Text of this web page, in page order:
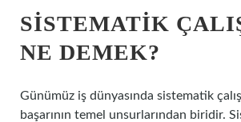
SISTEMATIK
NE DEMEK?
Günümüz iş dünyasında sistematik
başarının temel unsurlarından biridir.